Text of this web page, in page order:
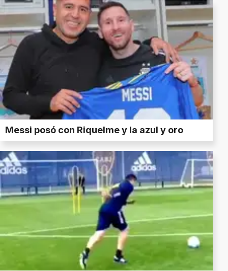
Messi posó con Riquelme y la azul y oro